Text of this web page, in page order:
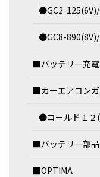
●GC2-
●GC8-
■バッテリー充
■カーエアコン
●コールド１２
■バッテリー部品
■OPTIMA